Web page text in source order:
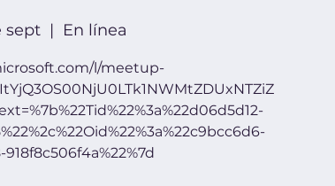
sept
  |
En línea
l/meetup-
918f8c506f4a%22%7d